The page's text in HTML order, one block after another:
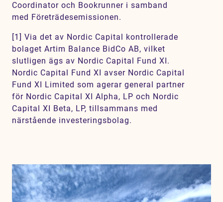
Coordinator och Bookrunner i samband
med Företrädesemissionen.
[1] Via det av Nordic Capital kontrollerade
bolaget Artim Balance BidCo AB, vilket
slutligen ägs av Nordic Capital Fund XI.
Nordic Capital Fund XI avser Nordic Capital
Fund XI Limited som agerar general partner
för Nordic Capital XI Alpha, LP och Nordic
Capital XI Beta, LP, tillsammans med
närstående investeringsbolag.